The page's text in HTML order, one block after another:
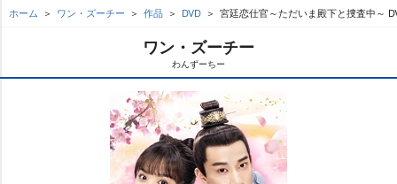
ホーム ワン・ズーチー 作品 DVD 宮廷恋仕官～ただいま殿下と捜査中～
ワン・ズーチー
わんずーちー